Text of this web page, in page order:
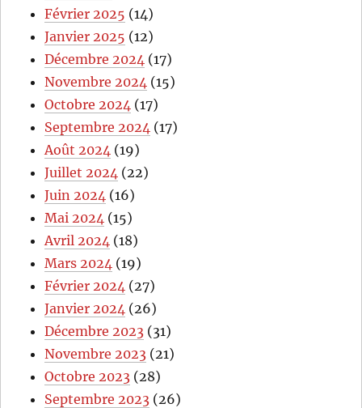
Février 2025 (14)
Janvier 2025 (12)
Décembre 2024 (17)
Novembre 2024 (15)
Octobre 2024 (17)
Septembre 2024 (17)
Août 2024 (19)
Juillet 2024 (22)
Juin 2024 (16)
Mai 2024 (15)
Avril 2024 (18)
Mars 2024 (19)
Février 2024 (27)
Janvier 2024 (26)
Décembre 2023 (31)
Novembre 2023 (21)
Octobre 2023 (28)
Septembre 2023 (26)